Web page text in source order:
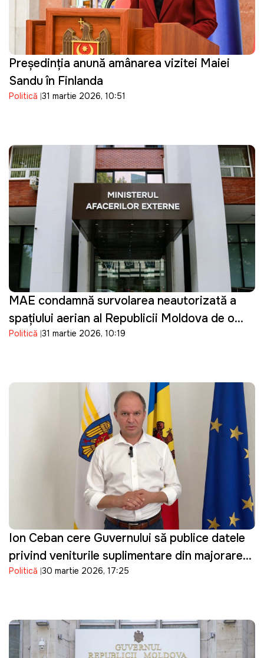
Președinția anunță amânarea vizitei Maiei
Sandu în Finlanda
Politică 31 martie 2026, 10:51
MAE condamnă survolarea neautorizată a
spațiului aerian al Republicii Moldova de o
dronă de tip Shahed: "O încălcare gravă"
Politică 31 martie 2026, 10:19
Ion Ceban cere Guvernului să publice datele
privind veniturile suplimentare din majorarea
prețurilor la carburanți
Politică 30 martie 2026, 17:25